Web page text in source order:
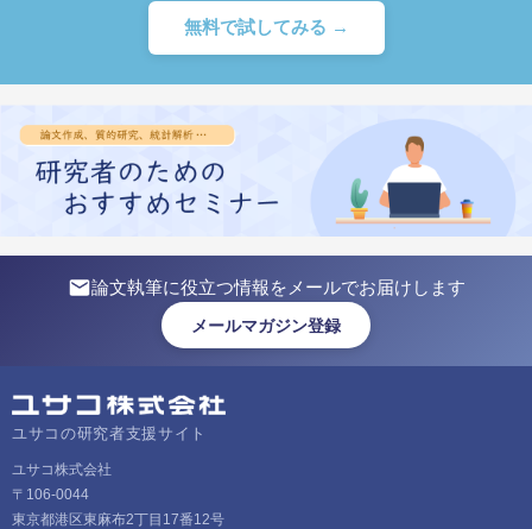
無料で試してみる →
論文執筆に役立つ情報をメールでお届けします
メールマガジン登録
ユサコの研究者支援サイト
ユサコ株式会社
〒106-0044
東京都港区東麻布2丁目17番12号